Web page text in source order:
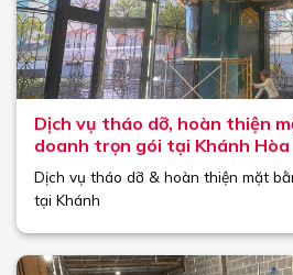
Dịch vụ tháo dỡ, hoàn thiện
doanh trọn gói tại Khánh Hòa
Dịch vụ tháo dỡ & hoàn thiện mặt
tại Khánh